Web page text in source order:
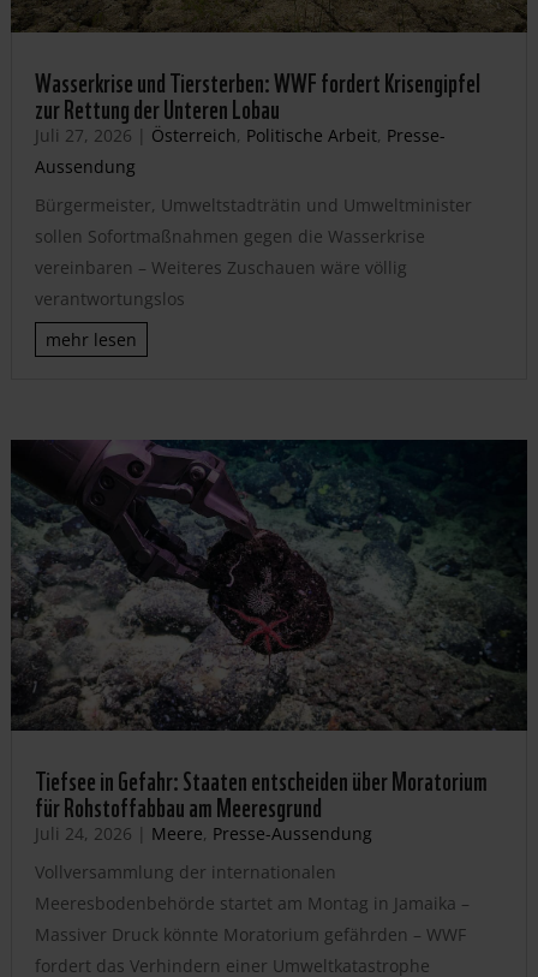
Wasserkrise und Tiersterben: WWF fordert Krisengipfel
zur Rettung der Unteren Lobau
Juli 27, 2026 | Österreich, Politische Arbeit, Presse-
Aussendung
Bürgermeister, Umweltstadträtin und Umweltminister
sollen Sofortmaßnahmen gegen die Wasserkrise
vereinbaren – Weiteres Zuschauen wäre völlig
verantwortungslos
mehr lesen
Tiefsee in Gefahr: Staaten entscheiden über Moratorium
für Rohstoffabbau am Meeresgrund
Juli 24, 2026 | Meere, Presse-Aussendung
Vollversammlung der internationalen
Meeresbodenbehörde startet am Montag in Jamaika –
Massiver Druck könnte Moratorium gefährden – WWF
fordert das Verhindern einer Umweltkatastrophe